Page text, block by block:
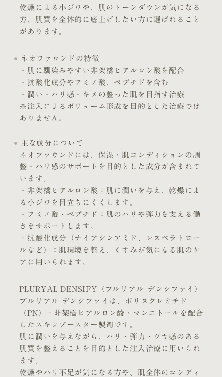
乾燥による小ジワや、肌のトーンダウンが気になる
方、肌質を全体的に底上げしたい方に選ばれること
があります。
ネオファウンドの特徴
・肌に馴染みやすい非架橋ヒアルロン酸を配合
・抗酸化成分やアミノ酸、ペプチドを含む
・潤い・ハリ感・キメの整った肌を目指す治療
※注入によるボリューム形成を目的とした治療では
ありません。
主な成分について
ネオファウンドには、保湿・肌コンディションの調
整・ハリ感のサポートを目的とした成分が含まれて
います。
・非架橋ヒアルロン酸：肌に潤いを与え、乾燥によ
る小ジワを目立ちにくくします。
・アミノ酸・ペプチド：肌のハリや弾力を支える働
きをサポートします。
・抗酸化成分（ナイアシンアミド、レスベラトロー
ルなど）：肌環境を整え、くすみが気になる肌のケ
アに用いられます。
PLURYAL DENSIFY（プルリアル デンシファイ）
プルリアル デンシファイは、ポリヌクレオチド
（PN）・非架橋ヒアルロン酸・マンニトールを配合
したスキンブースター製剤です。
肌に潤いを与えながら、ハリ・弾力・ツヤ感のある
肌質を整えることを目的とした注入治療に用いられ
ます。
乾燥やハリ不足が気になる方や、肌全体のコンディ